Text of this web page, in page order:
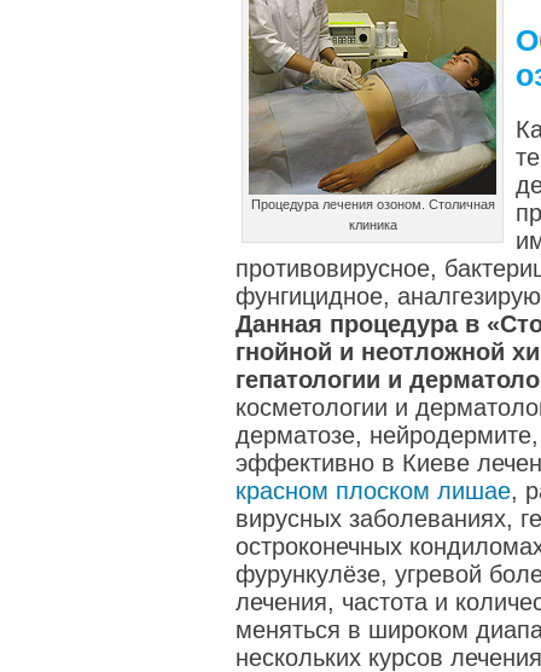
Процедура лечения озоном. Столичная
клиника
противовирусное,
фунгицидное,
Данная процедура в
гнойной и неотложной
гепатологии и
косметологии и
дерматозе,
эффективно в Киеве
красном плоском лишае,
вирусных заболеваниях,
остроконечных
фурункулёзе, угревой
лечения, частота и
меняться в широком
нескольких курсов